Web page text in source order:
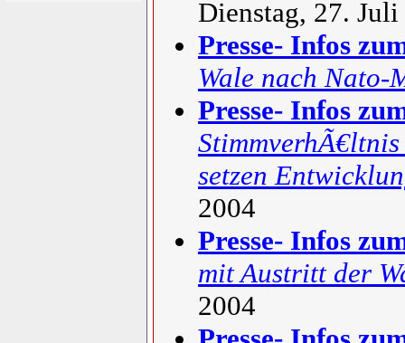
Dienstag, 27.
Presse- Infos
Wale nach Nato-
Presse- Infos
setzen
2004
Presse- Infos
mit Austritt der
2004